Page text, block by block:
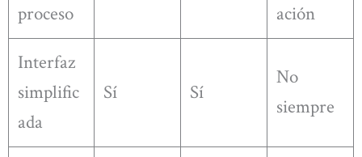
proceso
ación
Interfaz
simplific
ada
Sí Sí
No
siempre